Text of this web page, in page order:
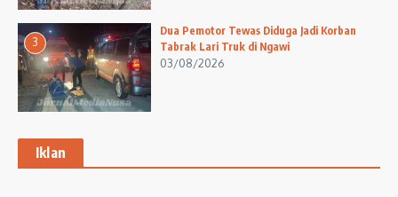
3
Dua Pemotor Tewas Diduga Jadi Korban
Tabrak Lari Truk di Ngawi
03/08/2026
Iklan